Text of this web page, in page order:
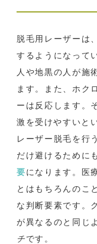
脱毛用レーザーは
するようになって
人や地黒の人が施
ます。また、ホク
ーは反応します。
激を受けやすいと
レーザー脱毛を行
だけ避けるために
要になります。医
とはもちろんのこ
な判断要素です。
が異なるのと同じ
チです。